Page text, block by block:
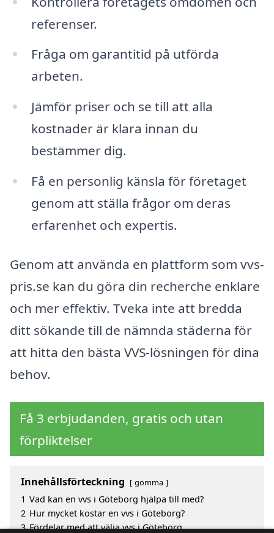
referenser.
Fråga om garantitid på utförda
arbeten.
Jämför priser och se till att alla
kostnader är klara innan du
bestämmer dig.
Få en personlig känsla för företaget
genom att ställa frågor om deras
erfarenhet och expertis.
Genom att använda en plattform som vvs-
pris.se kan du göra din recherche enklare
och mer effektiv. Tveka inte att bredda
ditt sökande till de nämnda städerna för
att hitta den bästa VVS-lösningen för dina
behov.
Få 3 erbjudanden, gratis och utan
förpliktelser
Innehållsförteckning gömma
1 Vad kan en vvs i Göteborg hjälpa till med?
2 Hur mycket kostar en vvs i Göteborg?
3 Fördelar med att välja vvs i Göteborg